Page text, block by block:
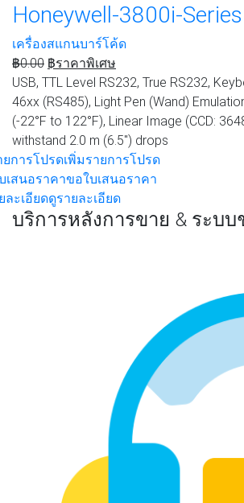
Honeywell-3800i-Series
เครื่องสแกนบาร์โค้ด
฿0.00 ฿ราคาพิเศษ
USB, TTL Level RS232, True RS232,
46xx (RS485), Light Pen (Wand)
(-22°F to 122°F), Linear Image (CCD:
withstand 2.0 m (6.5") drops
ยการโปรดเพิ่มรายการโปรด
เสนอราคาขอใบเสนอราคา
ละเอียดดูรายละเอียด
บริการหลังการขาย & ระบบ